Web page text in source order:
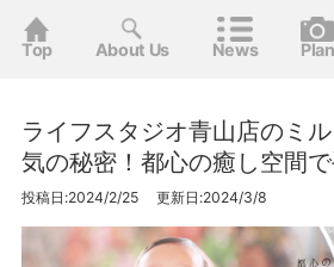
Top About Us News Plan
ライフスタジオ青山店のミ
気の秘密！都心の癒し空間
投稿日:2024/2/25 更新日:2024/3/8